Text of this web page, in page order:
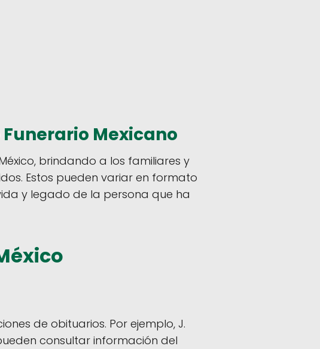
Mexicano
brindando a los familiares y
Estos pueden variar en formato
y legado de la persona que ha
de obituarios. Por ejemplo, J.
consultar información del